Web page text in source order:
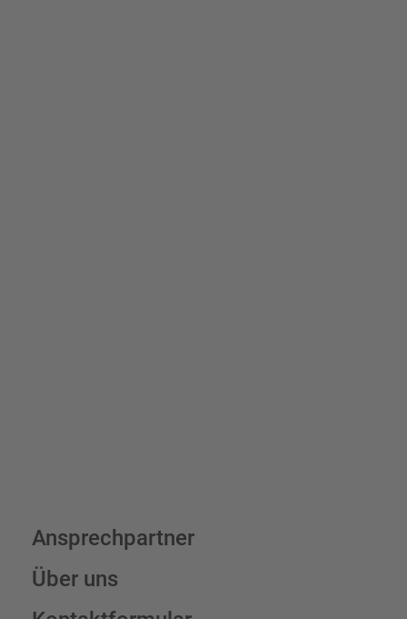
Ansprechpartner
Über uns